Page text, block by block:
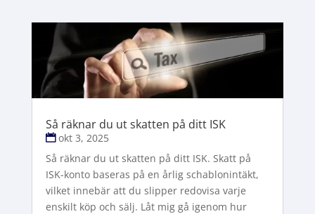
Så räknar du ut skatten på ditt ISK
okt 3, 2025
Så räknar du ut skatten på ditt ISK. Skatt på
ISK-konto baseras på en årlig schablonintäkt,
vilket innebär att du slipper redovisa varje
enskilt köp och sälj. Låt mig gå igenom hur